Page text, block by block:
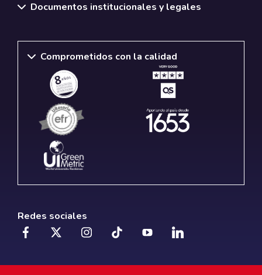
Documentos institucionales y legales
Comprometidos con la calidad
Redes sociales